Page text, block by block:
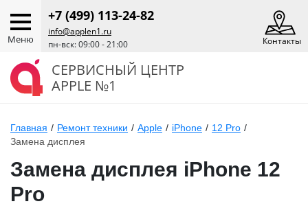
Меню
+7 (499) 113-24-82
info@applen1.ru
пн-вск: 09:00 - 21:00
Контакты
СЕРВИСНЫЙ ЦЕНТР
APPLE №1
Главная / Ремонт техники / Apple / iPhone / 12 Pro /
Замена дисплея
Замена дисплея iPhone 12
Pro